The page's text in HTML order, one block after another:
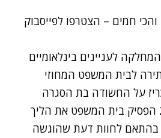
והכי חמים – הצטרפו לפייסבוק
הגישה המחלקה לעניינים בינלאומיים
לבית המשפט המחוזי
על החשודה בת הסגרה
לאוסטרליה. ביוני 2016 הפסיק בית המשפט את הליך
לחוות דעת שהוגשה